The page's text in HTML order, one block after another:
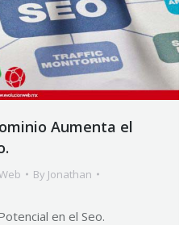
Aumenta el
By Jonathan
en el Seo.